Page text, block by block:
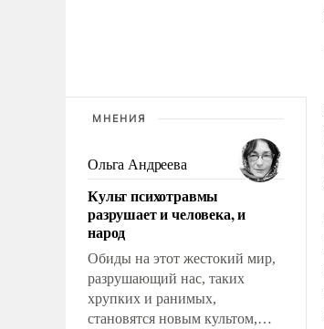
МНЕНИЯ
Ольга Андреева
Культ психотравмы
разрушает и человека, и
народ
Обиды на этот жестокий мир,
разрушающий нас, таких
хрупких и ранимых,
становятся новым культом,